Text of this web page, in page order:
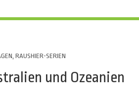
, RAUSHIER-SERIEN
und Ozeanien